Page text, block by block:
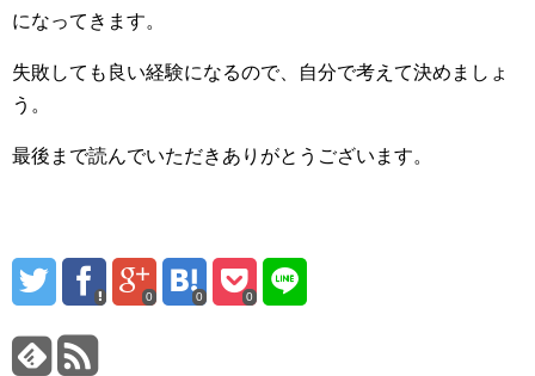
になってきます。
失敗しても良い経験になるので、自分で考えて決めましょ
う。
最後まで読んでいただきありがとうございます。
0 0 0